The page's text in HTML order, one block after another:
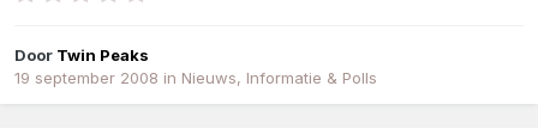
Door Twin Peaks
19 september 2008 in Nieuws, Informatie & Polls